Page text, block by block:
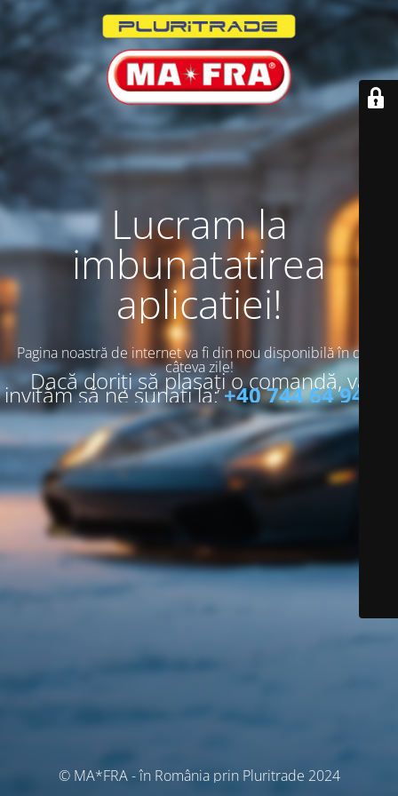
Lucram la
imbunatatirea
aplicatiei!
Pagina noastră de internet va fi din nou disponibilă în doar
câteva zile!
Dacă doriți să plasați o comandă, vă
invităm să ne sunați la:+40 744 64 94 13
© MA*FRA - în România prin Pluritrade 2024